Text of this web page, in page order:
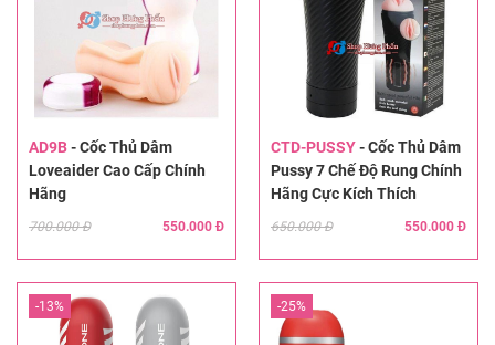
AD9B-Cốc Thủ Dâm
Loveaider Cao Cấp Chính
Hãng
700.000 Đ 550.000 Đ
CTD-PUSSY-Cốc Thủ Dâm
Pussy 7 Chế Độ Rung Chính
Hãng Cực Kích Thích
650.000 Đ 550.000 Đ
-13% -25%